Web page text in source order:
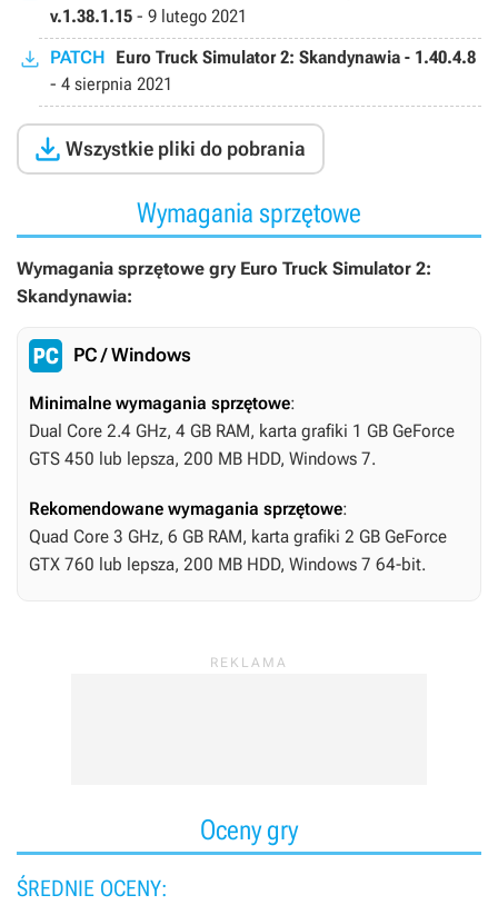
v.1.38.1.15 - 9 lutego 2021
PATCH Euro Truck Simulator 2: Skandynawia - 1.40.4.8
- 4 sierpnia 2021
 Wszystkie pliki do pobrania
Wymagania sprzętowe
Wymagania sprzętowe gry Euro Truck Simulator 2:
Skandynawia:
PC / Windows
Minimalne wymagania sprzętowe:
Dual Core 2.4 GHz, 4 GB RAM, karta grafiki 1 GB GeForce
GTS 450 lub lepsza, 200 MB HDD, Windows 7.
Rekomendowane wymagania sprzętowe:
Quad Core 3 GHz, 6 GB RAM, karta grafiki 2 GB GeForce
GTX 760 lub lepsza, 200 MB HDD, Windows 7 64-bit.
Oceny gry
ŚREDNIE OCENY: